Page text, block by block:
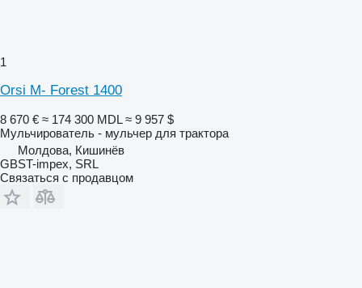
1
Orsi M- Forest 1400
8 670 € ≈ 174 300 MDL ≈ 9 957 $
Мульчирователь - мульчер для трактора
Молдова, Кишинёв
GBST-impex, SRL
Связаться с продавцом